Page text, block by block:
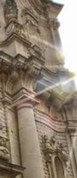
TEAM
AUTORI
LIBRI